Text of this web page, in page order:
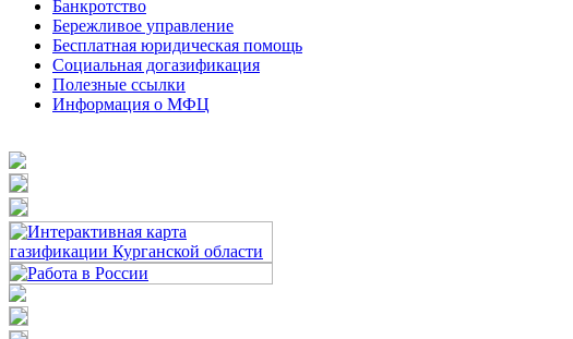
Банкротство
Бережливое управление
Бесплатная юридическая помощь
Социальная догазификация
Полезные ссылки
Информация о МФЦ